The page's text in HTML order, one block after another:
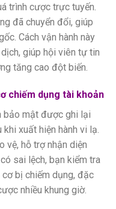
trình cược trực tuyến.
đã chuyển đổi, giúp
Cách vận hành này
giúp hội viên tự tin
tăng cao đột biến.
chiếm dụng tài khoản
bảo mật được ghi lại
xuất hiện hành vi lạ.
vệ, hỗ trợ nhận diện
sai lệch, bạn kiểm tra
bị chiếm dụng, đặc
nhiều khung giờ.